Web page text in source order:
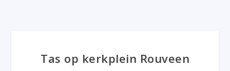
Tas op kerkplein Rouveen